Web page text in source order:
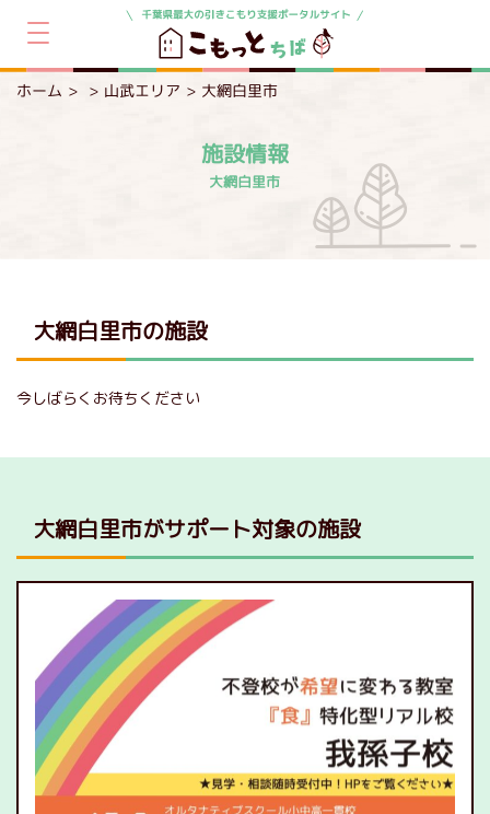
ホーム 山武エリア 大網白里市
施設情報
大網白里市
大網白里市の施設
今しばらくお待ちください
大網白里市がサポート対象の施設